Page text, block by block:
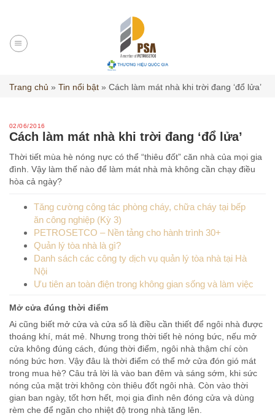
content
Trang chủ » Tin nổi bật » Cách làm mát nhà khi trời đang ‘đổ lửa’
02/06/2016
Cách làm mát nhà khi trời đang ‘đổ lửa’
Thời tiết mùa hè nóng nực có thể “thiêu đốt” căn nhà của mọi gia
đình. Vậy làm thế nào để làm mát nhà mà không cần chạy điều
hòa cả ngày?
Tăng cường công tác phòng cháy, chữa cháy tại bếp
ăn công nghiệp (Kỳ 3)
PETROSETCO – Nền tảng cho hành trình 30+
Quản lý tòa nhà là gì?
Danh sách các công ty dịch vụ quản lý tòa nhà tại Hà
Nội
Ưu tiên an toàn điện trong không gian sống và làm việc
Mở cửa đúng thời điểm
Ai cũng biết mở cửa và cửa sổ là điều cần thiết để ngôi nhà được
thoáng khí, mát mẻ. Nhưng trong thời tiết hè nóng bức, nếu mở
cửa không đúng cách, đúng thời điểm, ngôi nhà thậm chí còn
nóng bức hơn. Vậy đâu là thời điểm có thể mở cửa đón gió mát
trong mua hè? Câu trả lời là vào ban đêm và sáng sớm, khi sức
nóng của mặt trời không còn thiêu đốt ngôi nhà. Còn vào thời
gian ban ngày, tốt hơn hết, mọi gia đình nên đóng cửa và dùng
rèm che để ngăn cho nhiệt độ trong nhà tăng lên.